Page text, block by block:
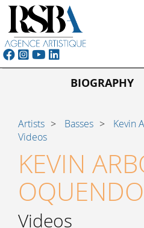
BIOGRAPHY
Artists Basses
Kevin
Videos
KEVIN
OQUENDO
Videos